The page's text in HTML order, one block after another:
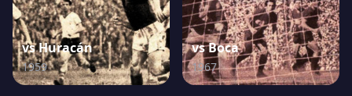
vs Huracán
1959
vs Boca
1967